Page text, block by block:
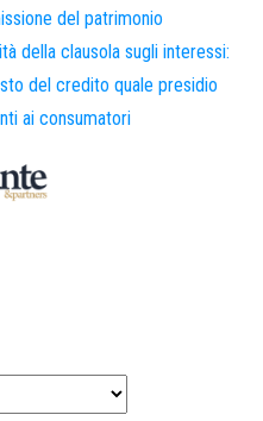
del patrimonio
della clausola sugli interessi:
del credito quale presidio
ai consumatori